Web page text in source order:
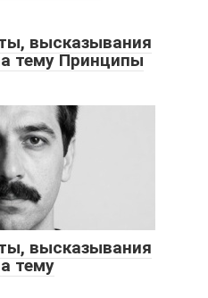
высказывания
тему Принципы
высказывания
тему